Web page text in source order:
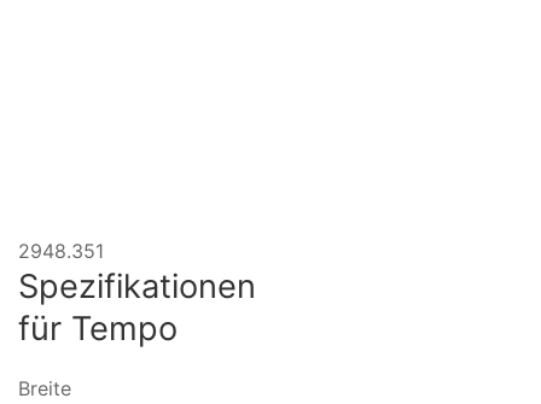
2948.351
Spezifikationen
für Tempo
Breite